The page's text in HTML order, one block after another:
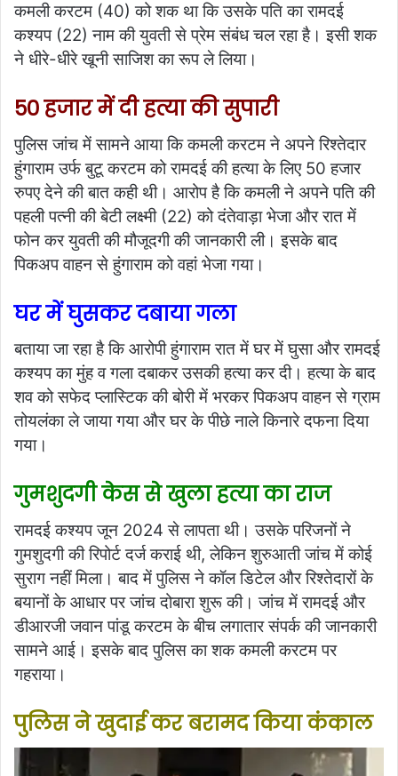
कमली करटम (40) को शक था कि उसके पति का रामदई
कश्यप (22) नाम की युवती से प्रेम संबंध चल रहा है। इसी शक
ने धीरे-धीरे खूनी साजिश का रूप ले लिया।
50 हजार में दी हत्या की सुपारी
पुलिस जांच में सामने आया कि कमली करटम ने अपने रिश्तेदार
हुंगाराम उर्फ बुटू करटम को रामदई की हत्या के लिए 50 हजार
रुपए देने की बात कही थी। आरोप है कि कमली ने अपने पति की
पहली पत्नी की बेटी लक्ष्मी (22) को दंतेवाड़ा भेजा और रात में
फोन कर युवती की मौजूदगी की जानकारी ली। इसके बाद
पिकअप वाहन से हुंगाराम को वहां भेजा गया।
घर में घुसकर दबाया गला
बताया जा रहा है कि आरोपी हुंगाराम रात में घर में घुसा और रामदई
कश्यप का मुंह व गला दबाकर उसकी हत्या कर दी। हत्या के बाद
शव को सफेद प्लास्टिक की बोरी में भरकर पिकअप वाहन से ग्राम
तोयलंका ले जाया गया और घर के पीछे नाले किनारे दफना दिया
गया।
गुमशुदगी केस से खुला हत्या का राज
रामदई कश्यप जून 2024 से लापता थी। उसके परिजनों ने
गुमशुदगी की रिपोर्ट दर्ज कराई थी, लेकिन शुरुआती जांच में कोई
सुराग नहीं मिला। बाद में पुलिस ने कॉल डिटेल और रिश्तेदारों के
बयानों के आधार पर जांच दोबारा शुरू की। जांच में रामदई और
डीआरजी जवान पांडू करटम के बीच लगातार संपर्क की जानकारी
सामने आई। इसके बाद पुलिस का शक कमली करटम पर
गहराया।
पुलिस ने खुदाई कर बरामद किया कंकाल